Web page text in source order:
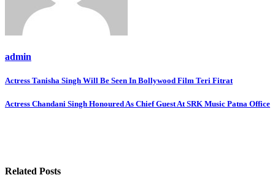
admin
Post
navigation
Actress Tanisha Singh Will Be Seen In Bollywood Film Teri Fitrat
Actress Chandani Singh Honoured As Chief Guest At SRK Music Patna Office
Related Posts